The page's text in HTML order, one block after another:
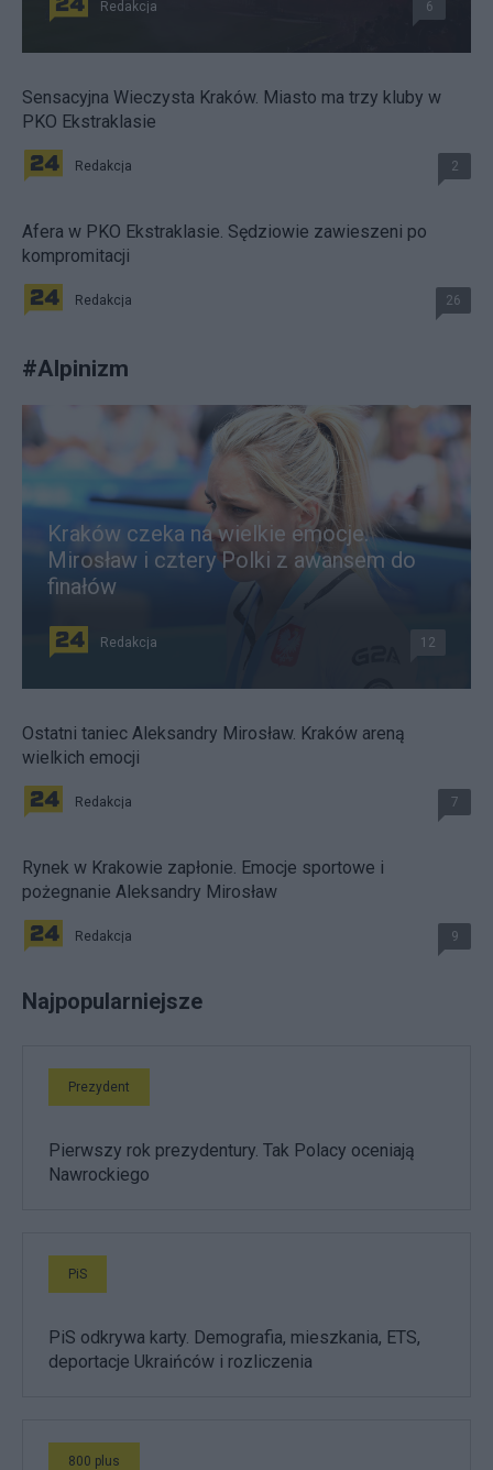
Redakcja 6
Sensacyjna Wieczysta Kraków. Miasto ma trzy kluby w
PKO Ekstraklasie
Redakcja 2
Afera w PKO Ekstraklasie. Sędziowie zawieszeni po
kompromitacji
Redakcja 26
#Alpinizm
Kraków czeka na wielkie emocje.
Mirosław i cztery Polki z awansem do
finałów
Redakcja 12
Ostatni taniec Aleksandry Mirosław. Kraków areną
wielkich emocji
Redakcja 7
Rynek w Krakowie zapłonie. Emocje sportowe i
pożegnanie Aleksandry Mirosław
Redakcja 9
Najpopularniejsze
Prezydent
Pierwszy rok prezydentury. Tak Polacy oceniają
Nawrockiego
PiS
PiS odkrywa karty. Demografia, mieszkania, ETS,
deportacje Ukraińców i rozliczenia
800 plus